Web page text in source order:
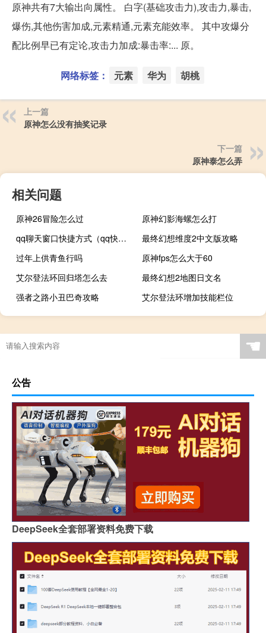
原神共有7大输出向属性。 白字(基础攻击力),攻击力,暴击,
爆伤,其他伤害加成,元素精通,元素充能效率。 其中攻爆分
配比例早已有定论,攻击力加成:暴击率:... 原。
网络标签： 元素 华为 胡桃
上一篇
原神怎么没有抽奖记录
下一篇
原神泰怎么弄
相关问题
原神26冒险怎么过
原神幻影海螺怎么打
qq聊天窗口快捷方式（qq快捷键打开聊天窗口）
最终幻想维度2中文版攻略
过年上供青鱼行吗
原神fps怎么大于60
艾尔登法环回归塔怎么去
最终幻想2地图日文名
强者之路小丑巴奇攻略
艾尔登法环增加技能栏位
☚
公告
DeepSeek全套部署资料免费下载